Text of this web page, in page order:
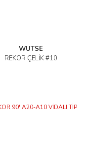
WUTSE
REKOR ÇELİK #10